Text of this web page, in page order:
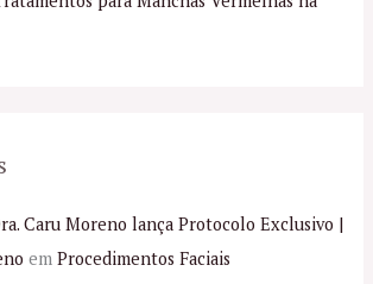
Caru Moreno lança Protocolo Exclusivo |
emProcedimentos Faciais